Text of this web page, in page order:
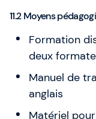
11.2 Moyens
Formation
deux
Manuel de
anglais
Matériel